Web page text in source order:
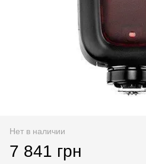
Нет в наличии
7 841 грн